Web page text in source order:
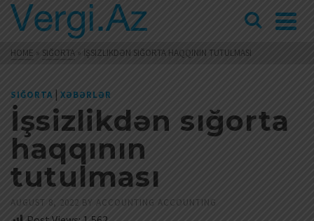
HOME » SIĞORTA » İŞSIZLIKDƏN SIĞORTA HAQQININ TUTULMASI
SIĞORTA | XƏBƏRLƏR
İşsizlikdən sığorta
haqqının
tutulması
AUGUST 8, 2022 BY ACCOUNTING ACCOUNTING